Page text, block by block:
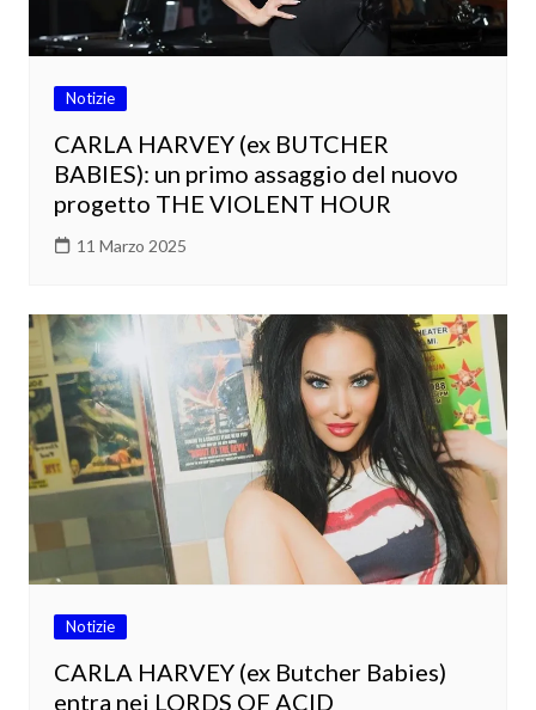
Notizie
CARLA HARVEY (ex BUTCHER
BABIES): un primo assaggio del nuovo
progetto THE VIOLENT HOUR
11 Marzo 2025
Notizie
CARLA HARVEY (ex Butcher Babies)
entra nei LORDS OF ACID